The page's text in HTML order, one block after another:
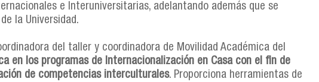
e Interuniversitarias, adelantando además que se
la Universidad.
del taller y coordinadora de Movilidad Académica del
en los programas de Internacionalización en Casa con el fin de
de competencias interculturales. Proporciona herramientas de